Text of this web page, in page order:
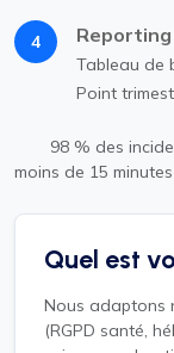
4
Tableau de
Point
98 % des
moins de 15
Quel est
Nous adaptons
(RGPD santé,